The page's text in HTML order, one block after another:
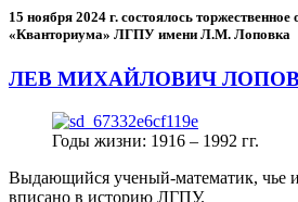
15 ноября 2024 г. состоялось
«Кванториума» ЛГПУ имени Л.М. Лоповка
ЛЕВ МИХАЙЛОВИЧ
Годы жизни: 1916 – 1992 гг.
Выдающийся ученый-математик, чье
вписано в историю ЛГПУ.